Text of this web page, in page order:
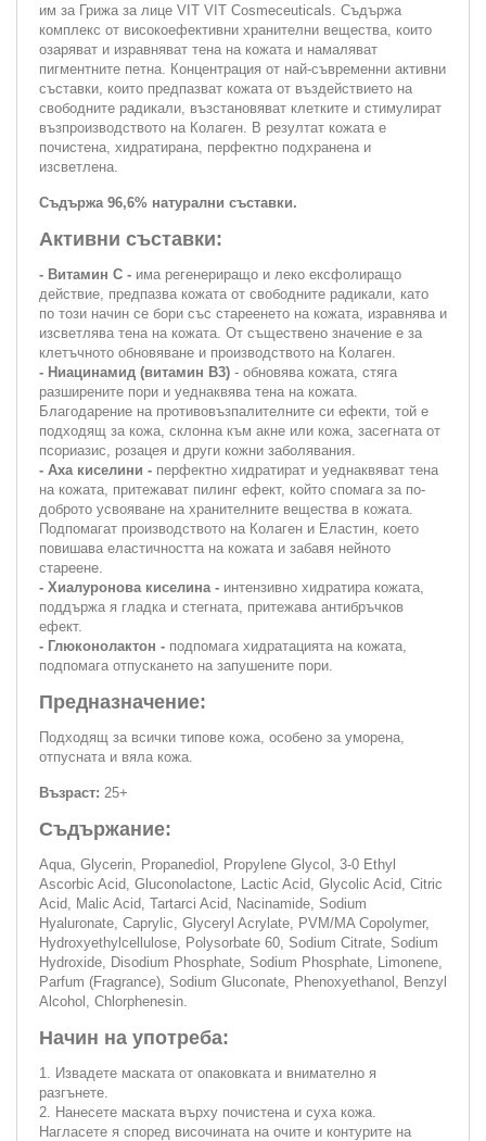
им за Грижа за лице VIT VIT Cosmeceuticals. Съдържа
комплекс от високоефективни хранителни вещества, които
озаряват и изравняват тена на кожата и намаляват
пигментните петна. Концентрация от най-съвременни активни
съставки, които предпазват кожата от въздействието на
свободните радикали, възстановяват клетките и стимулират
възпроизводството на Колаген. В резултат кожата е
почистена, хидратирана, перфектно подхранена и
изсветлена.
Съдържа 96,6% натурални съставки.
Активни съставки:
- Витамин С - има регенериращо и леко ексфолиращо
действие, предпазва кожата от свободните радикали, като
по този начин се бори със стареенето на кожата, изравнява и
изсветлява тена на кожата. От съществено значение е за
клетъчното обновяване и производството на Колаген.
- Ниацинамид (витамин В3) - обновява кожата, стяга
разширените пори и уеднаквява тена на кожата.
Благодарение на противовъзпалителните си ефекти, той е
подходящ за кожа, склонна към акне или кожа, засегната от
псориазис, розацея и други кожни заболявания.
- Аха киселини - перфектно хидратират и уеднаквяват тена
на кожата, притежават пилинг ефект, който спомага за по-
доброто усвояване на хранителните вещества в кожата.
Подпомагат производството на Колаген и Еластин, което
повишава еластичността на кожата и забавя нейното
стареене.
- Хиалуронова киселина - интензивно хидратира кожата,
поддържа я гладка и стегната, притежава антибръчков
ефект.
- Глюконолактон - подпомага хидратацията на кожата,
подпомага отпускането на запушените пори.
Предназначение:
Подходящ за всички типове кожа, особено за уморена,
отпусната и вяла кожа.
Възраст: 25+
Съдържание:
Aqua, Glycerin, Propanediol, Propylene Glycol, 3-0 Ethyl
Ascorbic Acid, Gluconolactone, Lactic Acid, Glycolic Acid, Citric
Acid, Malic Acid, Tartarci Acid, Nacinamide, Sodium
Hyaluronate, Caprylic, Glyceryl Acrylate, PVM/MA Copolymer,
Hydroxyethylcellulose, Polysorbate 60, Sodium Citrate, Sodium
Hydroxide, Disodium Phosphate, Sodium Phosphate, Limonene,
Parfum (Fragrance), Sodium Gluconate, Phenoxyethanol, Benzyl
Alcohol, Chlorphenesin.
Начин на употреба:
1. Извадете маската от опаковката и внимателно я
разгънете.
2. Нанесете маската върху почистена и суха кожа.
Нагласете я според височината на очите и контурите на